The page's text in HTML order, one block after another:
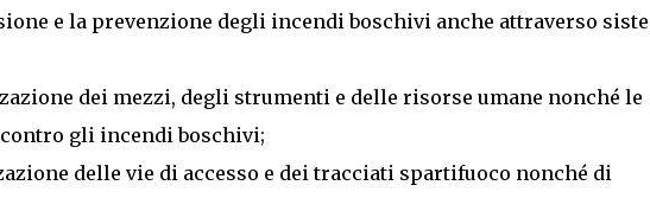
e la prevenzione degli incendi boschivi anche attraverso
dei mezzi, degli strumenti e delle risorse umane nonché le
gli incendi boschivi;
delle vie di accesso e dei tracciati spartifuoco nonché di